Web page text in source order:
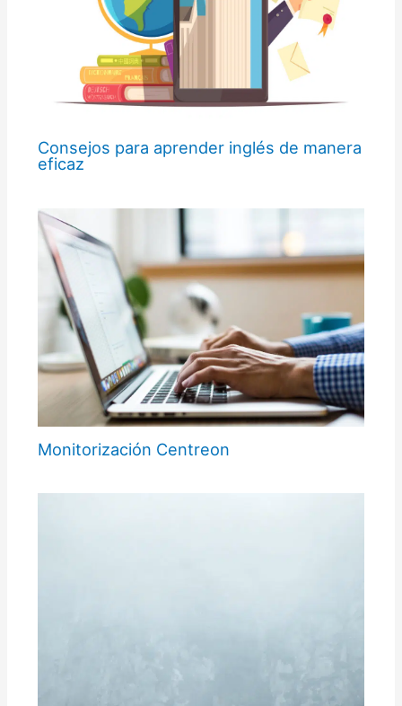
Consejos para aprender inglés de manera
eficaz
Monitorización Centreon